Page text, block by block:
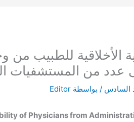
الأخلاقية للطبيب من
عدد من المستشفيات
السادس / بواسطة Editor
of Physicians from